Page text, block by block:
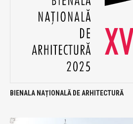
BIENALA NAȚIONALĂ DE ARHITECTURĂ